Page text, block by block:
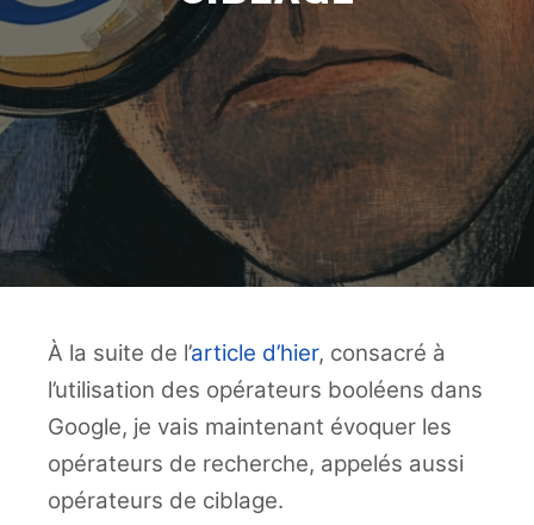
À la suite de l’article d’hier, consacré à
l’utilisation des opérateurs booléens dans
Google, je vais maintenant évoquer les
opérateurs de recherche, appelés aussi
opérateurs de ciblage.